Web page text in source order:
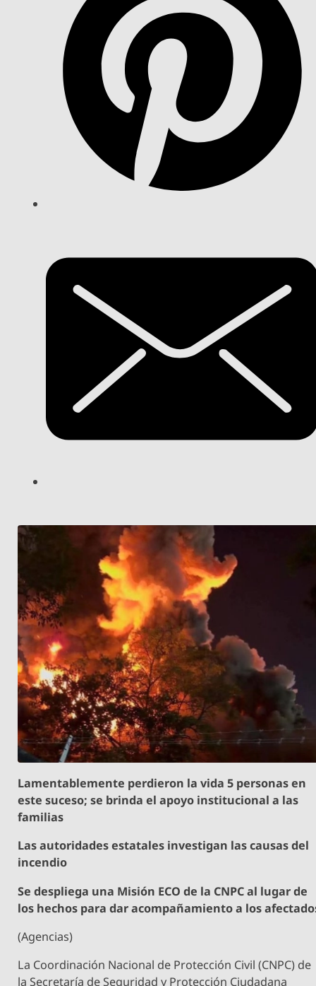
Lamentablemente perdieron la vida 5 personas en
este suceso; se brinda el apoyo institucional a las
familias
Las autoridades estatales investigan las causas del
incendio
Se despliega una Misión ECO de la CNPC al lugar de
los hechos para dar acompañamiento a los
(Agencias)
La Coordinación Nacional de Protección Civil (CNPC) de
la Secretaría de Seguridad y Protección Ciudadana